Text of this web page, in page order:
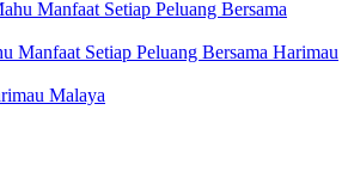
Manfaat Setiap Peluang Bersama Harimau
Malaya